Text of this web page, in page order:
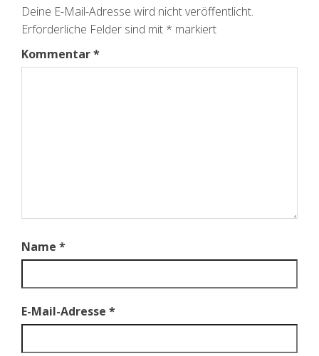
Deine E-Mail-Adresse wird nicht veröffentlicht.
Erforderliche Felder sind mit * markiert
Kommentar*
Name *
E-Mail-Adresse *